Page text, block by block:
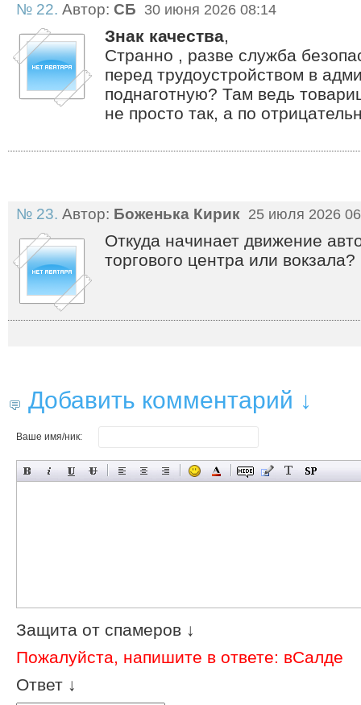
№ 22. Автор: СБ 30 июня 2026 08:14
Знак качества,
Странно , разве служба
перед трудоустройством в
поднаготную? Там ведь
не просто так, а по
№ 23. Автор: Боженька Кирик 25 июля 2026
Откуда начинает движение
торгового центра или вокзала?
Добавить комментарий ↓
Ваше имя/ник:
Защита от спамеров ↓
Пожалуйста, напишите в ответе: вСалде
Ответ ↓